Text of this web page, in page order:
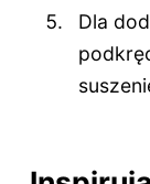
Dla